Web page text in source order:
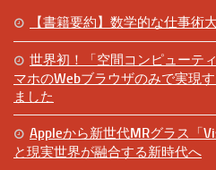
【書籍要約】数学的な仕事術
世界初！「空間コンピューテ
マホのWebブラウザのみで実現
ました
Appleから新世代MRグラス「
と現実世界が融合する新時代へ